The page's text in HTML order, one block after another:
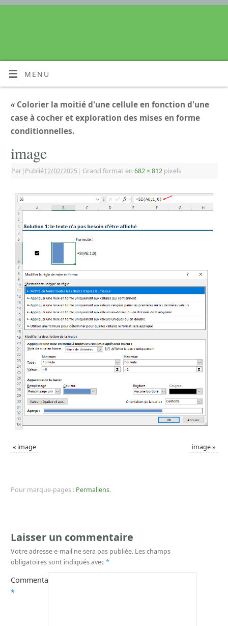
MENU
« Colorier la moitié d'une cellule en fonction d'une
case à cocher et exploration des mises en forme
conditionnelles.
image
Par| Publié12/02/2025| Grand format en 682 × 812 pixels
« image image»
Pour marque-pages : Permaliens.
Laisser un commentaire
Votre adresse e-mail ne sera pas publiée. Les champs
obligatoires sont indiqués avec*
Commentaire
*